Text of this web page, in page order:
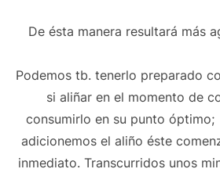
De ésta manera resultará más
Podemos tb. tenerlo preparado
si aliñar en el momento de
consumirlo en su punto
adicionemos el aliño éste
inmediato. Transcurridos unos